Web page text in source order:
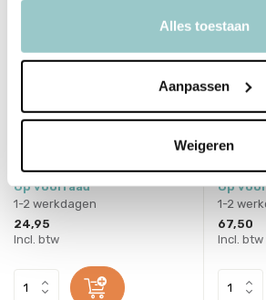
Alles toestaan
Aanpassen
Weigeren
Lalarma
Op voorraad
1-2 werkdagen
24,95
Incl. btw
Lalarma
Op
1-2
67,50
Incl. btw